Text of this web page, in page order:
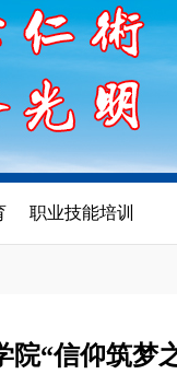
职业技能培训
“信仰筑梦